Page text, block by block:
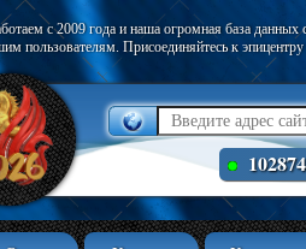
с 2009 года и наша огромная база
пользователям. Присоединяйтесь к